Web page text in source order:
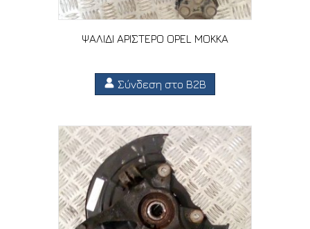
ΨΑΛΙΔΙ ΑΡΙΣΤΕΡΟ OPEL MOKKA
Σύνδεση στο B2B